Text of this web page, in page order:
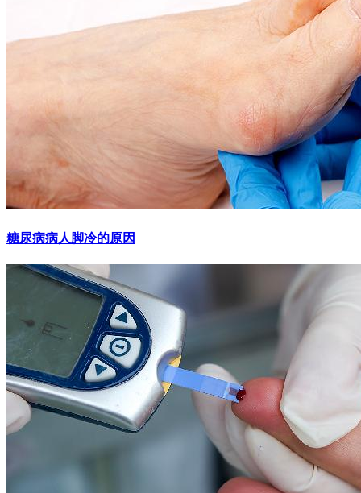
糖尿病病人脚冷的原因